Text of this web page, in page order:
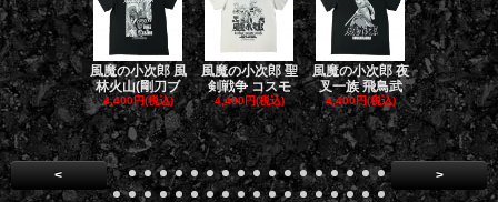
風魔の小次郎 風
林火山(剛刀ブ
4,400円(税込)
風魔の小次郎 聖
剣戦争 コスモ
4,400円(税込)
風魔の小次郎 夜
叉一族 飛鳥武
4,400円(税込)
風魔の小次
魔一族 竜
4,400円(税
< >